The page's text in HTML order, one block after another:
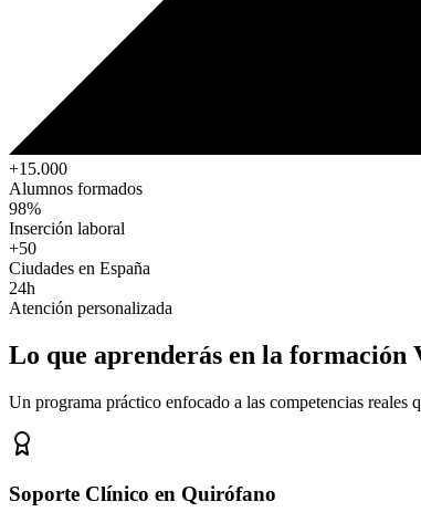
+15.000
Alumnos formados
98%
Inserción laboral
+50
Ciudades en España
24h
Atención personalizada
Lo que aprenderás en la formación
Un programa práctico enfocado a las competencias reales
Soporte Clínico en Quirófano